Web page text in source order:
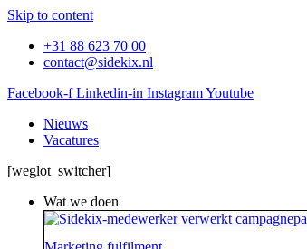
Skip to content
+31 88 623 70 00
contact@sidekix.nl
Facebook-f Linkedin-in InstagramYoutube
Nieuws
Vacatures
[weglot_switcher]
Wat we doen